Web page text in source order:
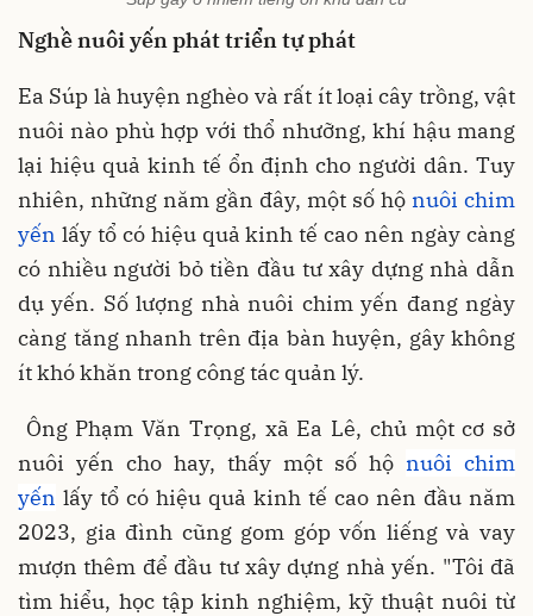
Nghề nuôi yến phát triển tự phát
Ea Súp là huyện nghèo và rất ít loại cây trồng, vật
nuôi nào phù hợp với thổ nhưỡng, khí hậu mang
lại hiệu quả kinh tế ổn định cho người dân. Tuy
nhiên, những năm gần đây, một số hộ nuôi chim
yến lấy tổ có hiệu quả kinh tế cao nên ngày càng
có nhiều người bỏ tiền đầu tư xây dựng nhà dẫn
dụ yến. Số lượng nhà nuôi chim yến đang ngày
càng tăng nhanh trên địa bàn huyện, gây không
ít khó khăn trong công tác quản lý.
Ông Phạm Văn Trọng, xã Ea Lê, chủ một cơ sở
nuôi yến cho hay, thấy một số hộ nuôi chim
yến lấy tổ có hiệu quả kinh tế cao nên đầu năm
2023, gia đình cũng gom góp vốn liếng và vay
mượn thêm để đầu tư xây dựng nhà yến. "Tôi đã
tìm hiểu, học tập kinh nghiệm, kỹ thuật nuôi từ